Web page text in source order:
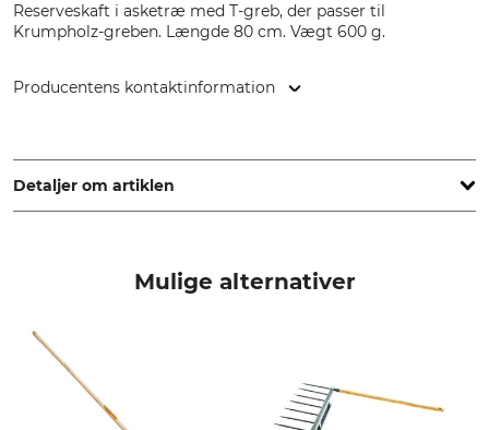
Reserveskaft i asketræ med T-greb, der passer til
Krumpholz-greben. Længde 80 cm. Vægt 600 g.
Producentens kontaktinformation
Grafengehaig, Germany, www.krumpholz1799.de
Detaljer om artiklen
Til greb
Længde
600 g
Mulige alternativer